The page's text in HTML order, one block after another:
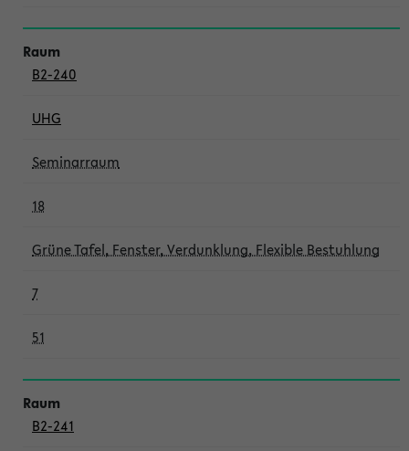
B2-240
UHG
Seminarraum
18
Grüne Tafel, Fenster, Verdunklung, Flexible Bestuhlung
7
51
B2-241